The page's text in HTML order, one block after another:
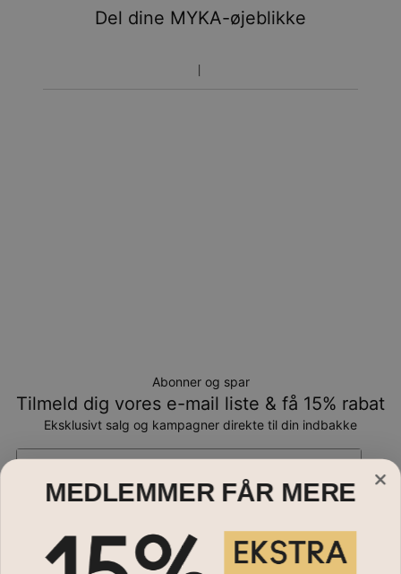
Du vil ikke blive opkrævet yderligere afgifter.
Vær opmærksom på at tidsperioden nævnt ovenfor er
Del dine MYKA-øjeblikke
Abonner og spar
Tilmeld dig vores e-mail liste & få 15% rabat
Eksklusivt salg og kampagner direkte til din indbakke
Smykker
MEDLEMMER FÅR MERE